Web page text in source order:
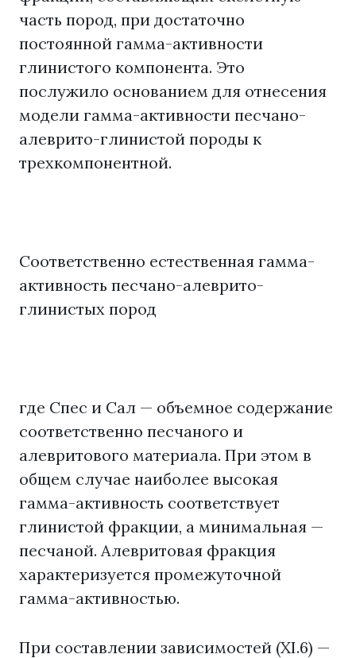
часть пород, при достаточно
постоянной гамма-активности
глинистого компонента. Это
послужило основанием для отнесения
модели гамма-активности песчано-
алеврито-глинистой породы к
трехкомпонентной.
Соответственно естественная гамма-
активность песчано-алеврито-
глинистых пород
где Спес и Сал — объемное содержание
соответственно песчаного и
алевритового материала. При этом в
общем случае наиболее высокая
гамма-активность соответствует
глинистой фракции, а минимальная —
песчаной. Алевритовая фракция
характеризуется промежуточной
гамма-активностью.
При составлении зависимостей (XI.6) —